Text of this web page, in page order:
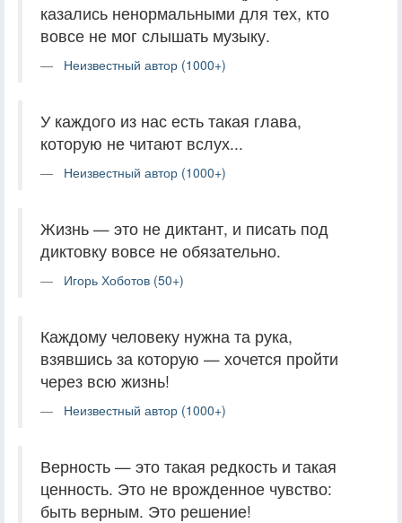
казались ненормальными для тех, кто
вовсе не мог слышать музыку.
Неизвестный автор (1000+)
У каждого из нас есть такая глава,
которую не читают вслух...
Неизвестный автор (1000+)
Жизнь — это не диктант, и писать под
диктовку вовсе не обязательно.
Игорь Хоботов (50+)
Каждому человеку нужна та рука,
взявшись за которую — хочется пройти
через всю жизнь!
Неизвестный автор (1000+)
Верность — это такая редкость и такая
ценность. Это не врожденное чувство:
быть верным. Это решение!